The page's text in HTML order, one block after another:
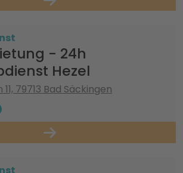
- 24h
Hezel
79713 Bad Säckingen